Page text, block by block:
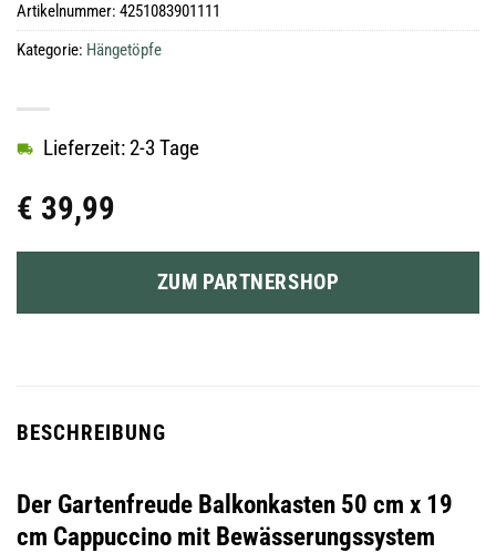
€ 39,99
Lieferzeit: 2-3 Tage
ZUM PARTNERSHOP
Artikelnummer: 4251083901111
Kategorie: Hängetöpfe
BESCHREIBUNG
Der Gartenfreude Balkonkasten 50 cm x 19
cm Cappuccino mit Bewässerungssystem